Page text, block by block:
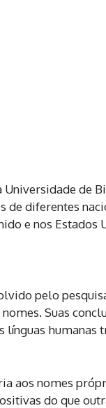
de
de diferentes
e nos Estados
pelo
Suas
línguas
aos nomes
do que